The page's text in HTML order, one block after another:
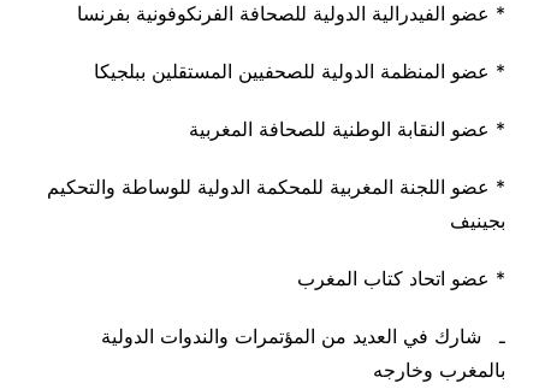
* عضو الفيدرالية الدولية للصحافة الفرنكوفونية بفرنسا
* عضو المنظمة الدولية للصحفيين المستقلين ببلجيكا
* عضو النقابة الوطنية للصحافة المغربية
* عضو اللجنة المغربية للمحكمة الدولية للوساطة والتحكيم
بجينيف
* عضو اتحاد كتاب المغرب
ـ شارك في العديد من المؤتمرات والندوات الدولية
بالمغرب وخارجه